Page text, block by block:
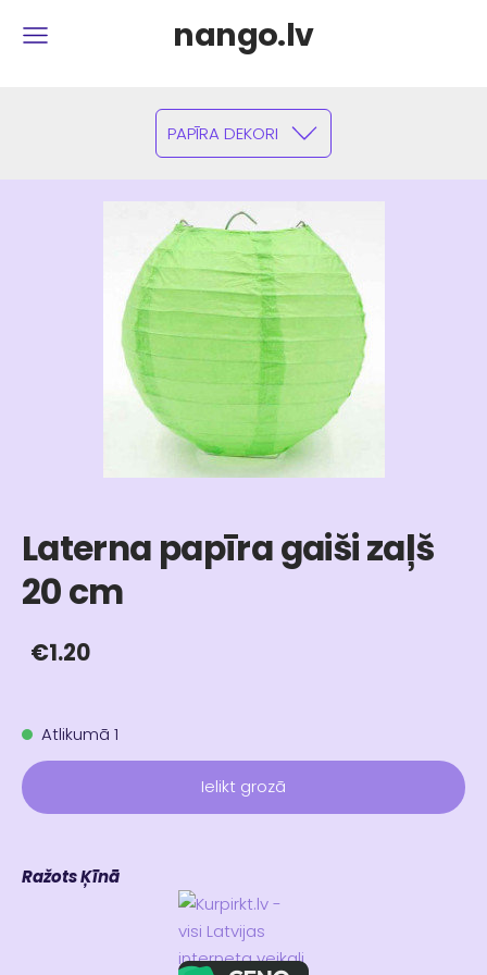
nango.lv
PAPĪRA DEKORI
Laterna papīra gaiši zaļš
20 cm
€1.20
Atlikumā 1
Ielikt grozā
Ražots Ķīnā